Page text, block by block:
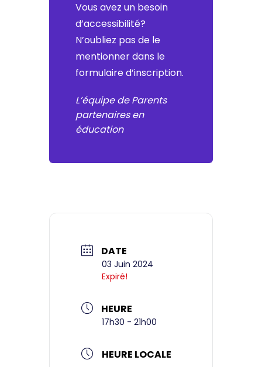
Vous avez un besoin
d’accessibilité?
N’oubliez pas de le
mentionner dans le
formulaire d’inscription.
L’équipe de Parents
partenaires en
éducation
DATE
03 Juin 2024
Expiré!
HEURE
17h30 - 21h00
HEURE LOCALE